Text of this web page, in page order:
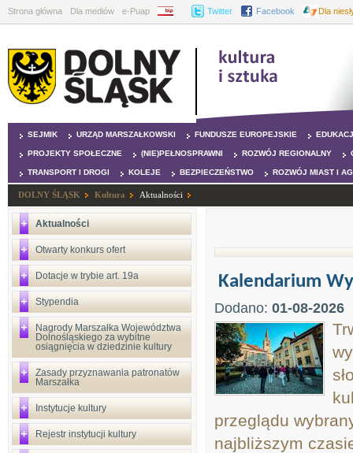
Strona główna Dla mediów e-Puap BIP Twitter Facebook Dla
SEJMIK URZĄD MARSZAŁKOWSKI FUNDUSZE EUROPEJSKIE
PROJEKTY SPOŁECZNE (NIE)PEŁNOSPRAWNI ROZWÓJ REGIONALNY
TRANSPORT I DROGI KOLEJE BEZPIECZEŃSTWO ROZWÓJ MIAST I
DOLNY ŚLĄSK Kultura Aktualności
Aktualności
Otwarty konkurs ofert
Dotacje w trybie art. 19a
Stypendia
Nagrody Marszałka Województwa
Dolnośląskiego za wybitne
osiągnięcia w dziedzinie kultury
Zasady przyznawania patronatów
Marszałka
Instytucje kultury
Rejestr instytucji kultury
Kalendarium
Dodano: 01-08-2026
przeglądu
najbliższym